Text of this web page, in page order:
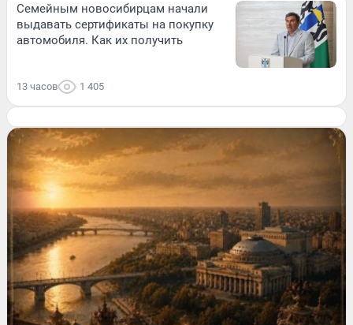
Семейным новосибирцам начали
выдавать сертификаты на покупку
автомобиля. Как их получить
13 часов 1 405